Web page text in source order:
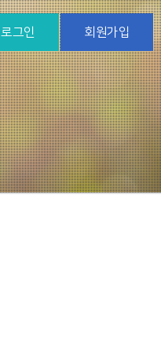
로그인 회원가입